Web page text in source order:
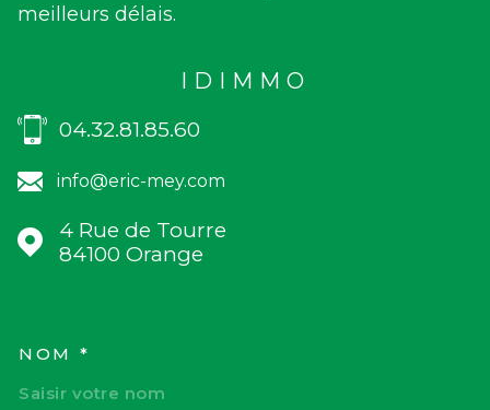
meilleurs délais.
IDIMMO
04.32.81.85.60
info@eric-mey.com
4 Rue de Tourre
84100
Orange
NOM *